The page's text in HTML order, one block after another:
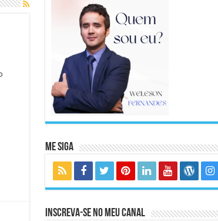
Me Siga
Inscreva-se no meu canal